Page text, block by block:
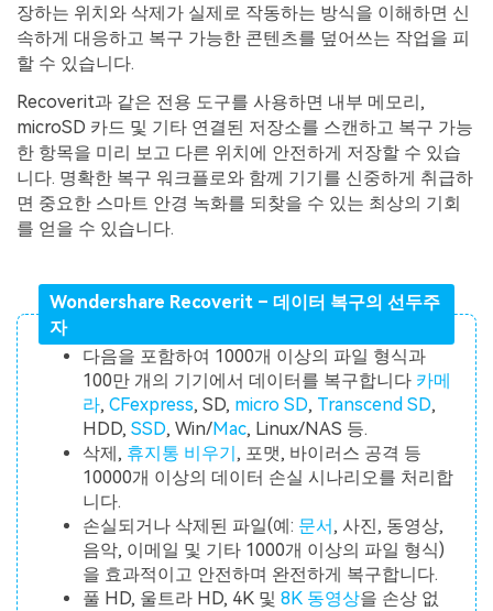
장하는 위치와 삭제가 실제로 작동하는 방식을 이해하면 신
속하게 대응하고 복구 가능한 콘텐츠를 덮어쓰는 작업을 피
할 수 있습니다.
Recoverit과 같은 전용 도구를 사용하면 내부 메모리,
microSD 카드 및 기타 연결된 저장소를 스캔하고 복구 가능
한 항목을 미리 보고 다른 위치에 안전하게 저장할 수 있습
니다. 명확한 복구 워크플로와 함께 기기를 신중하게 취급하
면 중요한 스마트 안경 녹화를 되찾을 수 있는 최상의 기회
를 얻을 수 있습니다.
Wondershare Recoverit – 데이터 복구의 선두주
자
다음을 포함하여 1000개 이상의 파일 형식과
100만 개의 기기에서 데이터를 복구합니다 카메
라,CFexpress, SD, micro SD, Transcend SD,
HDD,SSD, Win/Mac, Linux/NAS 등.
삭제, 휴지통 비우기, 포맷, 바이러스 공격 등
10000개 이상의 데이터 손실 시나리오를 처리합
니다.
손실되거나 삭제된 파일(예: 문서, 사진, 동영상,
음악, 이메일 및 기타 1000개 이상의 파일 형식)
을 효과적이고 안전하며 완전하게 복구합니다.
풀 HD, 울트라 HD, 4K 및8K 동영상을 손상 없